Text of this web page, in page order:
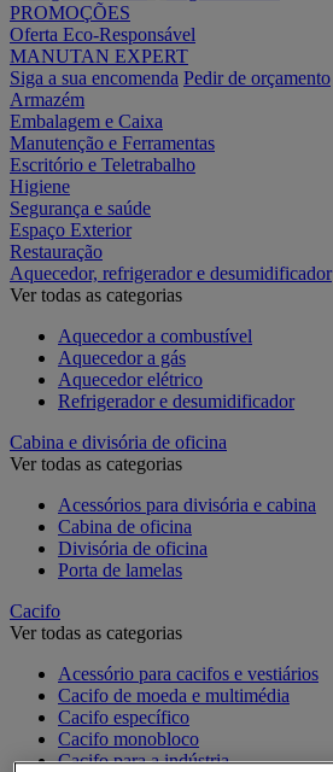
PROMOÇÕES
Oferta Eco-Responsável
MANUTAN EXPERT
Siga a sua encomenda Pedir de orçamento
Armazém
Embalagem e Caixa
Manutenção e Ferramentas
Escritório e Teletrabalho
Higiene
Segurança e saúde
Espaço Exterior
Restauração
Aquecedor, refrigerador e desumidificador
Ver todas as categorias
Aquecedor a combustível
Aquecedor a gás
Aquecedor elétrico
Refrigerador e desumidificador
Cabina e divisória de oficina
Ver todas as categorias
Acessórios para divisória e cabina
Cabina de oficina
Divisória de oficina
Porta de lamelas
Cacifo
Ver todas as categorias
Acessório para cacifos e vestiários
Cacifo de moeda e multimédia
Cacifo específico
Cacifo monobloco
Cacifo para a indústria